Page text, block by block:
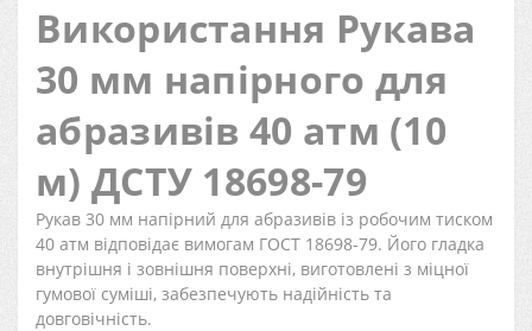
Використання Рукава
30 мм напірного для
абразивів 40 атм (10
м) ДСТУ 18698-79
Рукав 30 мм напірний для абразивів із робочим тиском
40 атм відповідає вимогам ГОСТ 18698-79. Його гладка
внутрішня і зовнішня поверхні, виготовлені з міцної
гумової суміші, забезпечують надійність та
довговічність.